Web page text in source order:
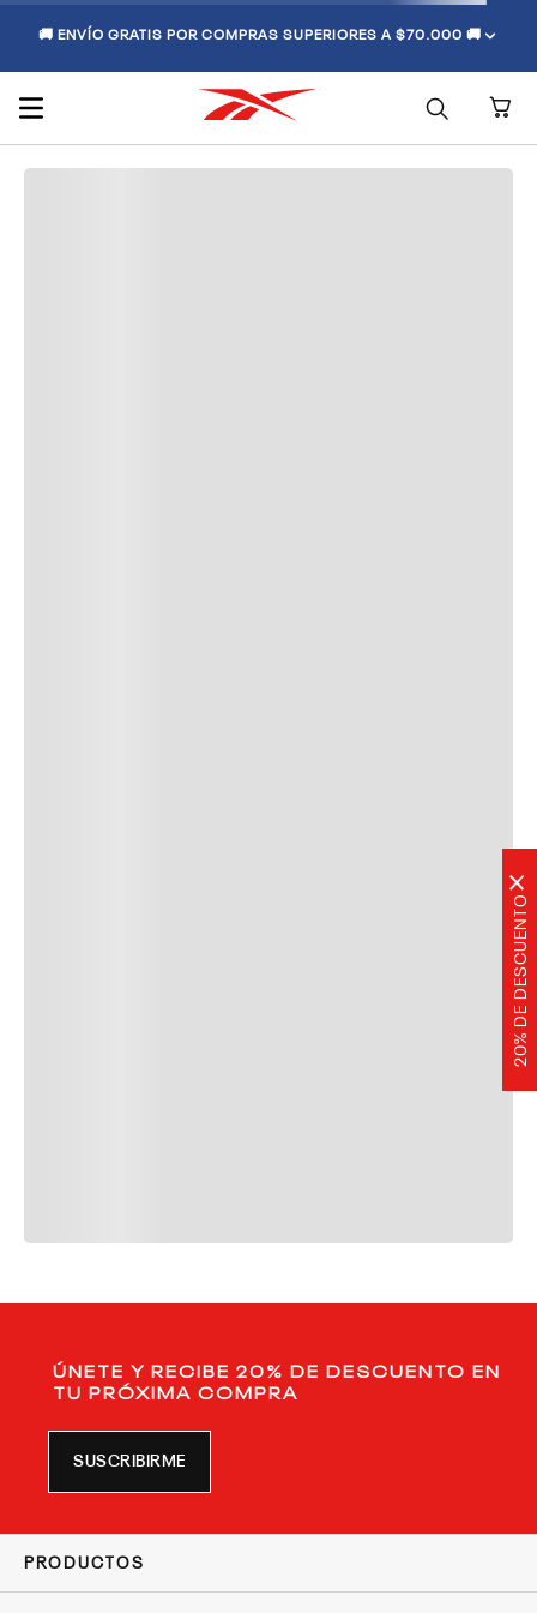
20% DE DESCUENTO
×
🚚 ENVÍO GRATIS POR COMPRAS SUPERIORES A $70.000 🚚
ÚNETE Y RECIBE 20% DE DESCUENTO EN
TU PRÓXIMA COMPRA
SUSCRIBIRME
PRODUCTOS